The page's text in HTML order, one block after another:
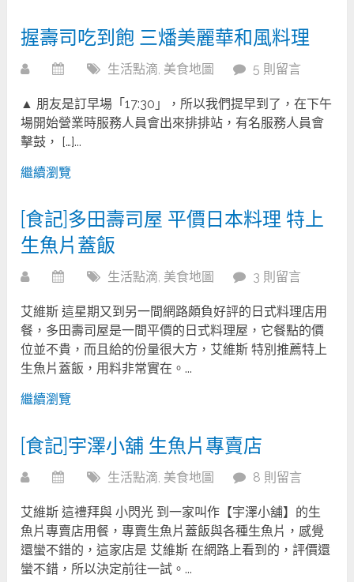
握壽司吃到飽 三燔美麗華和風料理
生活點滴, 美食地圖 5 則留言
▲ 朋友是訂早場「17:30」，所以我們提早到了，在下午
場開始營業時服務人員會出來排排站，有名服務人員會
擊鼓， […]...
繼續瀏覽
[食記]多田壽司屋 平價日本料理 特上
生魚片蓋飯
生活點滴, 美食地圖 3 則留言
艾維斯 這星期又到另一間網路頗負好評的日式料理店用
餐，多田壽司屋是一間平價的日式料理屋，它餐點的價
位並不貴，而且給的份量很大方，艾維斯 特別推薦特上
生魚片蓋飯，用料非常實在。...
繼續瀏覽
[食記]宇澤小舖 生魚片專賣店
生活點滴, 美食地圖 8 則留言
艾維斯 這禮拜與 小閃光 到一家叫作【宇澤小舖】的生
魚片專賣店用餐，專賣生魚片蓋飯與各種生魚片，感覺
還蠻不錯的，這家店是 艾維斯 在網路上看到的，評價還
蠻不錯，所以決定前往一試。...